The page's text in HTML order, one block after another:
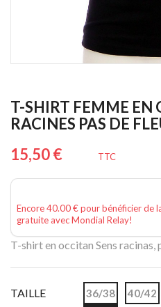
T-SHIRT FEMME EN
RACINES PAS DE
15,50 €
TTC
Encore 40.00 € pour bénéficier de
gratuite avec Mondial Relay!
T-shirt en occitan Sens racinas,
TAILLE 36/38 40/42